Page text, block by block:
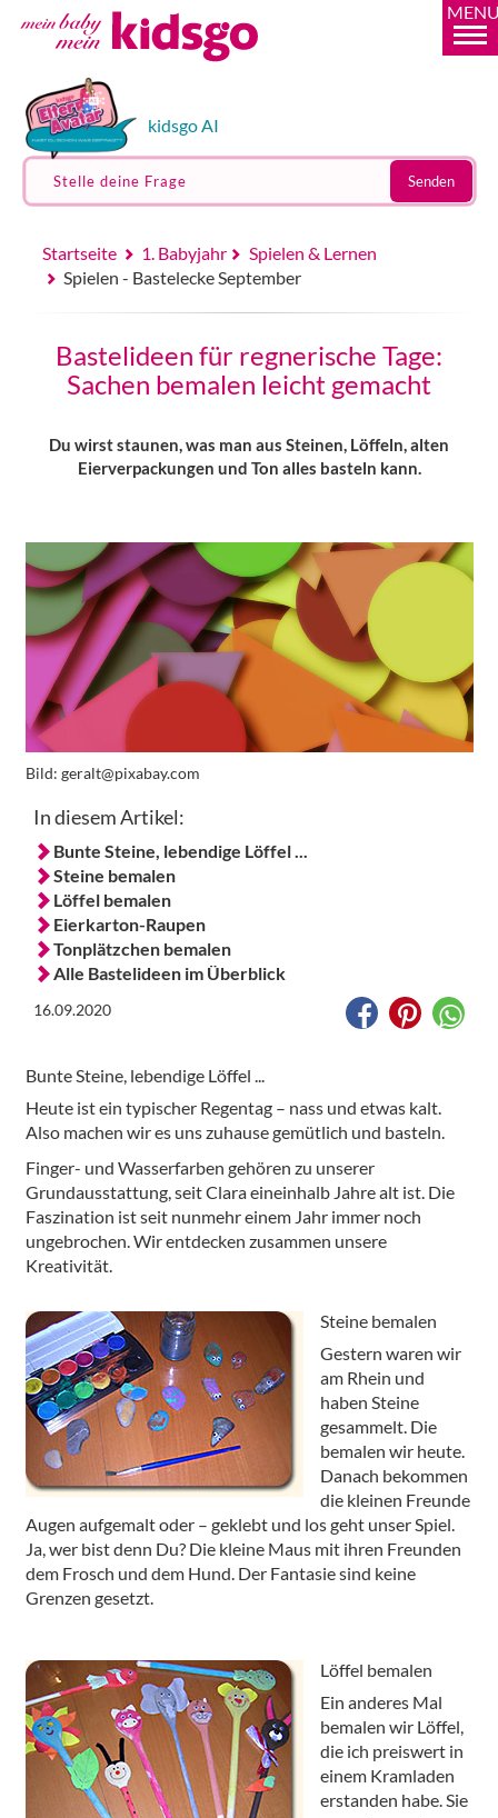
kidsgo AI
Stelle deine Frage Senden
Startseite 1. Babyjahr
Spielen & Lernen
Spielen - Bastelecke September
Bastelideen für regnerische Tage:
Sachen bemalen leicht gemacht
Du wirst staunen, was man aus Steinen, Löffeln, alten
Eierverpackungen und Ton alles basteln kann.
Bild: geralt@pixabay.com
In diesem Artikel:
Bunte Steine, lebendige Löffel ...
Steine bemalen
Löffel bemalen
Eierkarton-Raupen
Tonplätzchen bemalen
Alle Bastelideen im Überblick
16.09.2020
Bunte Steine, lebendige Löffel ...
Heute ist ein typischer Regentag – nass und etwas kalt.
Also machen wir es uns zuhause gemütlich und basteln.
Finger- und Wasserfarben gehören zu unserer
Grundausstattung, seit Clara eineinhalb Jahre alt ist. Die
Faszination ist seit nunmehr einem Jahr immer noch
ungebrochen. Wir entdecken zusammen unsere
Kreativität.
Steine bemalen
Gestern waren wir
am Rhein und
haben Steine
gesammelt. Die
bemalen wir heute.
Danach bekommen
die kleinen Freunde
Augen aufgemalt oder – geklebt und los geht unser Spiel.
Ja, wer bist denn Du? Die kleine Maus mit ihren Freunden
dem Frosch und dem Hund. Der Fantasie sind keine
Grenzen gesetzt.
Löffel bemalen
Ein anderes Mal
bemalen wir Löffel,
die ich preiswert in
einem Kramladen
erstanden habe. Sie